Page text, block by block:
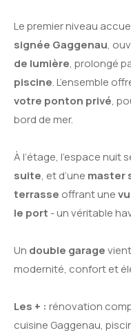
Le premier niveau
signée Gaggenau,
de lumière, prolongé
piscine. L’ensemble
votre ponton privé,
bord de mer.
À l’étage, l’espace nuit
suite, et d’une master
terrasse offrant une
le port - un véritable
Un double garage
modernité, confort et
Les + : rénovation
cuisine Gaggenau,